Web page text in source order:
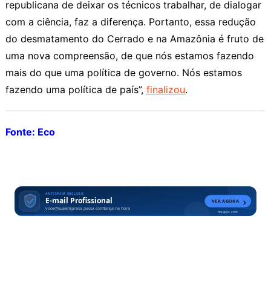
republicana de deixar os técnicos trabalhar, de dialogar
com a ciência, faz a diferença. Portanto, essa redução
do desmatamento do Cerrado e na Amazônia é fruto de
uma nova compreensão, de que nós estamos fazendo
mais do que uma política de governo. Nós estamos
fazendo uma política de país”, finalizou.
Fonte: Eco